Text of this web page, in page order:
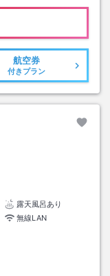
航空券
付きプラン
露天風呂あり
無線LAN